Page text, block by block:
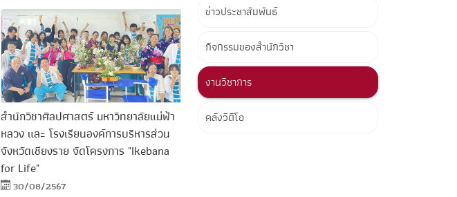
สำนักวิชาศิลปศาสตร์ มหาวิทยาลัยแม่ฟ้า
หลวง และ โรงเรียนองค์การบริหารส่วน
จังหวัดเชียงราย จัดโครงการ "Ikebana
for Life"
30/08/2567
ข่าวประชาสัมพันธ์
กิจกรรมของสำนักวิชา
งานวิชาการ
คลังวิดีโอ